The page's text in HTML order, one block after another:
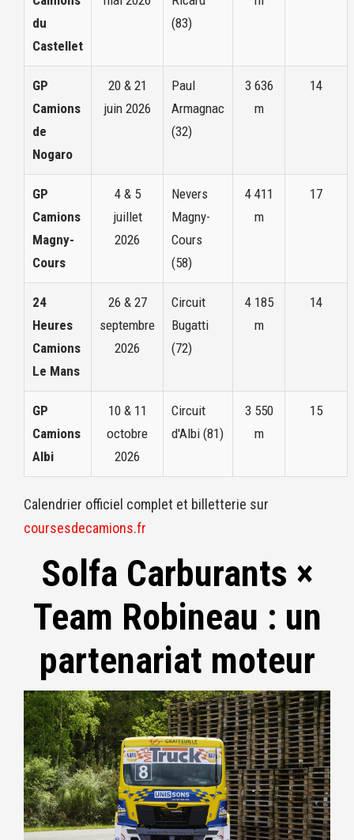
du
Castellet
(83)
GP
Camions
de
Nogaro
20 & 21
juin 2026
Paul
Armagnac
(32)
3 636
m
14
GP
Camions
Magny-
Cours
4 & 5
juillet
2026
Nevers
Magny-
Cours
(58)
4 411
m
17
24
Heures
Camions
Le Mans
26 & 27
septembre
2026
Circuit
Bugatti
(72)
4 185
m
14
GP
Camions
Albi
10 & 11
octobre
2026
Circuit
d'Albi (81)
3 550
m
15
Calendrier officiel complet et billetterie sur
coursesdecamions.fr
Solfa Carburants ×
Team Robineau : un
partenariat moteur